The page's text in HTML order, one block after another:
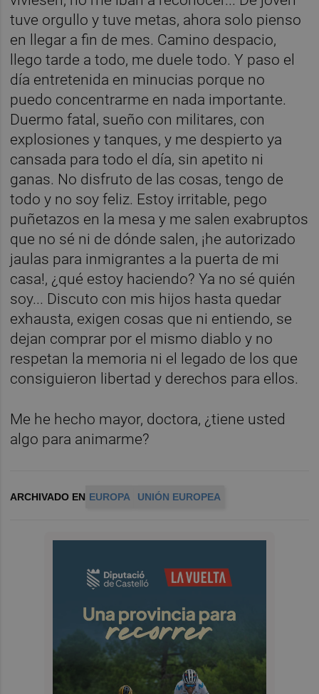
tuve orgullo y tuve metas, ahora solo pienso
en llegar a fin de mes. Camino despacio,
llego tarde a todo, me duele todo. Y paso el
día entretenida en minucias porque no
puedo concentrarme en nada importante.
Duermo fatal, sueño con militares, con
explosiones y tanques, y me despierto ya
cansada para todo el día, sin apetito ni
ganas. No disfruto de las cosas, tengo de
todo y no soy feliz. Estoy irritable, pego
puñetazos en la mesa y me salen exabruptos
que no sé ni de dónde salen, ¡he autorizado
jaulas para inmigrantes a la puerta de mi
casa!, ¿qué estoy haciendo? Ya no sé quién
soy... Discuto con mis hijos hasta quedar
exhausta, exigen cosas que ni entiendo, se
dejan comprar por el mismo diablo y no
respetan la memoria ni el legado de los que
consiguieron libertad y derechos para ellos.
Me he hecho mayor, doctora, ¿tiene usted
algo para animarme?
ARCHIVADO EN EUROPA UNIÓN EUROPEA